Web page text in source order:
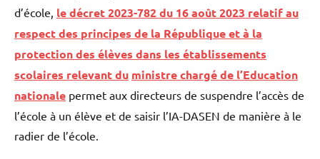
d’école, le décret 2023-782 du 16 août 2023 relatif au
respect des principes de la République et à la
protection des élèves dans les établissements
scolaires relevant du ministre chargé de l’Education
nationale permet aux directeurs de suspendre l’accès de
l’école à un élève et de saisir l’IA-DASEN de manière à le
radier de l’école.